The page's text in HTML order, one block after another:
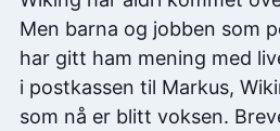
Men barna og jobben som
har gitt ham mening med
i postkassen til Markus,
som nå er blitt voksen.